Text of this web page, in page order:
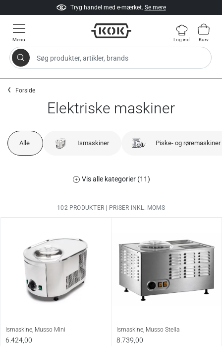
Tryg handel med e-mærket. Se mere
Menu
Søg produkter, artikler, brands
Log ind Kurv
Forside
Elektriske maskiner
Alle Ismaskiner Piske- og røremaskiner
Vis alle kategorier (11)
102 PRODUKTER | PRISER INKL. MOMS
Ismaskine, Musso Mini
6.424,00
Ismaskine, Musso Stella
8.739,00